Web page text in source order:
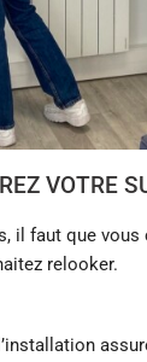
VOTRE
il faut que
relooker.